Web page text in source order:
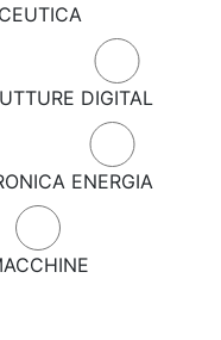
DIGITAL
ENERGIA